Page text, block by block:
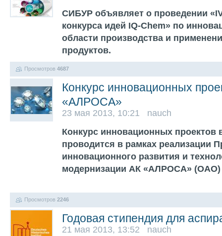
СИБУР объявляет о проведении
конкурса идей IQ-Chem» по
области производства и
продуктов.
Просмотров 4687
Конкурс инновационных
«АЛРОСА»
23 мая 2013, 10:21 nauch
Конкурс инновационных
проводится в рамках реализации
инновационного развития и
модернизации АК «АЛРОСА» (ОАО)
Просмотров 2246
Годовая стипендия для
21 мая 2013, 13:52 nauch